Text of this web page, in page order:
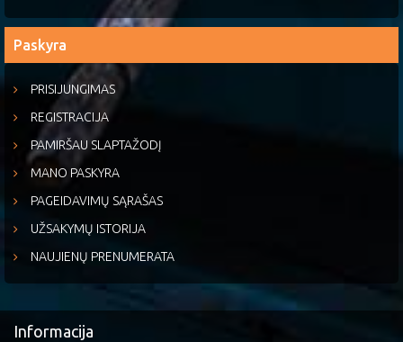
Paskyra
PRISIJUNGIMAS
REGISTRACIJA
PAMIRŠAU SLAPTAŽODĮ
MANO PASKYRA
PAGEIDAVIMŲ SĄRAŠAS
UŽSAKYMŲ ISTORIJA
NAUJIENŲ PRENUMERATA
Informacija